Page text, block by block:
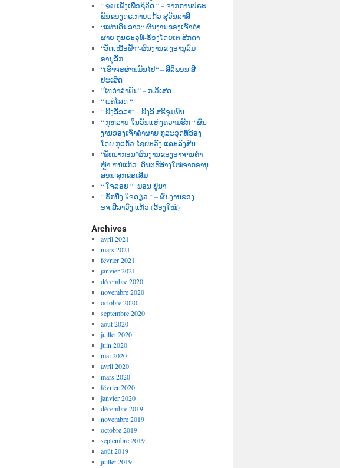
“ ໑໙ ເພັງເພື່ອຊິວີດ “ – ຈາກການປຣະ
ພັນຂອງດຣ.ກາບແກ້ວ ສຸວັນລາສີ
“ແຜ່ນດີນລາວ“-ຜົນງານຂອງເຈົ້າຄຳ
ຜາຍ ກຸນຣະວຸທ໌-ຮ້ອງໂດຍເຕ ສັກດາ
“ຮັດເໜືອຟ້າ“-ຜົນງານຂ ງອານຸລົມ
ອານຸລັກ
“ເຮົາຈະຜ່ານມັນໄປ“ – ສີລິພອນ ສີ
ປະເສີດ
“ໄທດຳລຳພັນ“ – ກ.ວິເສດ
“ ແຄ່ໂສດ “
“ ຍີງລັ້ລລາ“ – ຍີງລີ ສຣີຈຸມພົນ
“ ກຸຫລາບ ໃນວັນແຫ່ງຄວາມຮັກ “ ຜົນ
ງານຂອງເຈົ້າຄຳຜາຍ ກຸລະວຸດທ໌ຮ້ອງ
ໂດຍ ກຸແກ້ວ ໄຊຍະວົງ ແລະລັງສັນ
“ພັທນາກອນ”ຜົນງານຂອງອາຈານຄຳ
ຫຼ້າ ຫນໍແກ້ວ -ດົນຕຮີສ້າງໃໝ່ຈາກອານຸ
ສອນ ສຸກຂະເສີມ
“ ໃຈລອຍ “ -ພອນ ຢູ່ນາ
“ ຮັກນື່ງ ໃຈດຽວ “ – ຜົນງານຂອງ
ອຈ.ສີລາວົງ ແກ້ວ (ຮ້ອງໃໝ່)
Archives
avril 2021
mars 2021
février 2021
janvier 2021
décembre 2020
novembre 2020
octobre 2020
septembre 2020
août 2020
juillet 2020
juin 2020
mai 2020
avril 2020
mars 2020
février 2020
janvier 2020
décembre 2019
novembre 2019
octobre 2019
septembre 2019
août 2019
juillet 2019